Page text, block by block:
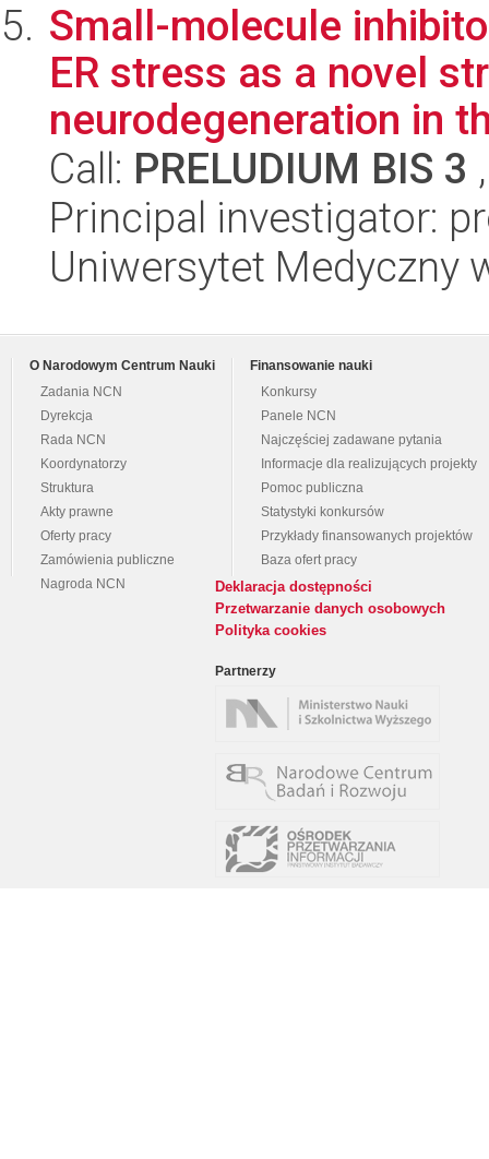
Small-molecule
ER stress as a novel
neurodegeneration in
Call: PRELUDIUM BIS 3
Principal investigator:
Uniwersytet Medyczny
O Narodowym Centrum Nauki
Zadania NCN
Dyrekcja
Rada NCN
Koordynatorzy
Struktura
Akty prawne
Oferty pracy
Zamówienia publiczne
Nagroda NCN
Finansowanie nauki
Konkursy
Panele NCN
Najczęściej zadawane pytania
Informacje dla realizujących projekty
Pomoc publiczna
Statystyki konkursów
Przykłady finansowanych projektów
Baza ofert pracy
Deklaracja dostępności
Przetwarzanie danych osobowych
Polityka cookies
Partnerzy